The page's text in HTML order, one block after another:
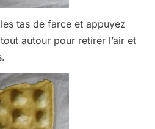
tas de farce et appuyez
autour pour retirer l’air et